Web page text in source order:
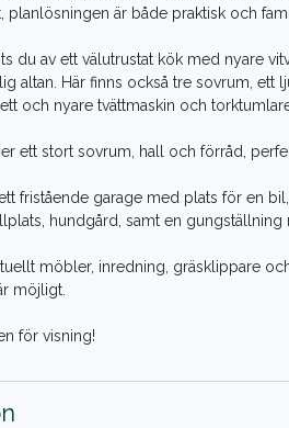
planlösningen är både praktisk och
du av ett välutrustat kök med nyare
altan. Här finns också tre sovrum,
och nyare tvättmaskin och
ett stort sovrum, hall och förråd,
fristående garage med plats för en
hundgård, samt en gungställning
möbler, inredning, gräsklippare
möjligt.
för visning!